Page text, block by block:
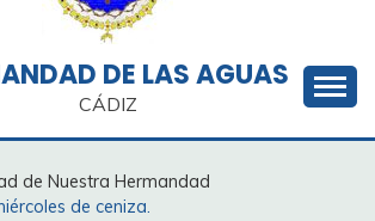
DE LAS AGUAS
CÁDIZ
de Nuestra Hermandad
de ceniza.